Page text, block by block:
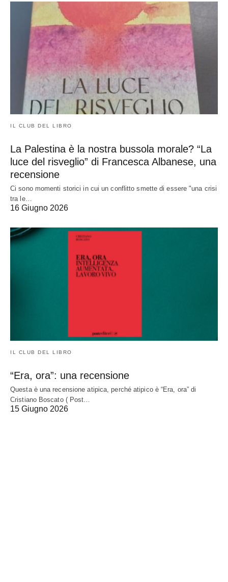
IL CLUB DEL LIBRO
La Palestina è la nostra bussola morale? “La
luce del risveglio” di Francesca Albanese, una
recensione
Ci sono momenti storici in cui un conflitto smette di essere "una crisi
tra le…
16 Giugno 2026
IL CLUB DEL LIBRO
“Era, ora”: una recensione
Questa è una recensione atipica, perché atipico è “Era, ora” di
Cristiano Boscato ( Post…
15 Giugno 2026